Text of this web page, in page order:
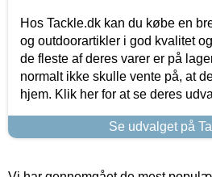
Hos Tackle.dk kan du købe en
og outdoorartikler i god kvalitet
de fleste af deres varer er på
normalt ikke skulle vente på, at
hjem. Klik her for at se deres
Se udvalget på